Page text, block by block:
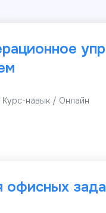
навык / Онлайн
офисных